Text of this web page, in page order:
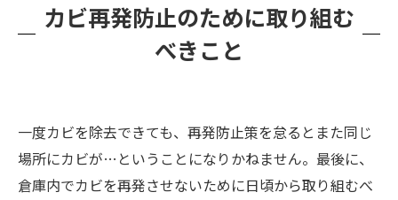
カビ再発防止のために取り組む
べきこと
一度カビを除去できても、再発防止策を怠るとまた同じ
場所にカビが…ということになりかねません。最後に、
倉庫内でカビを再発させないために日頃から取り組むべ